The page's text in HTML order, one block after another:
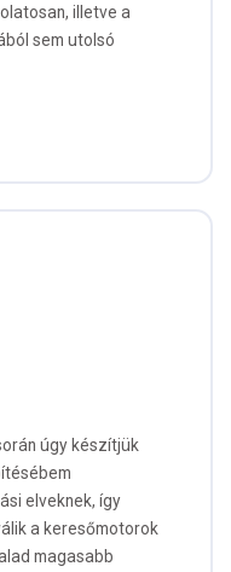
illetve a
sem utolsó
úgy készítjük
elveknek, így
a keresőmotorok
magasabb